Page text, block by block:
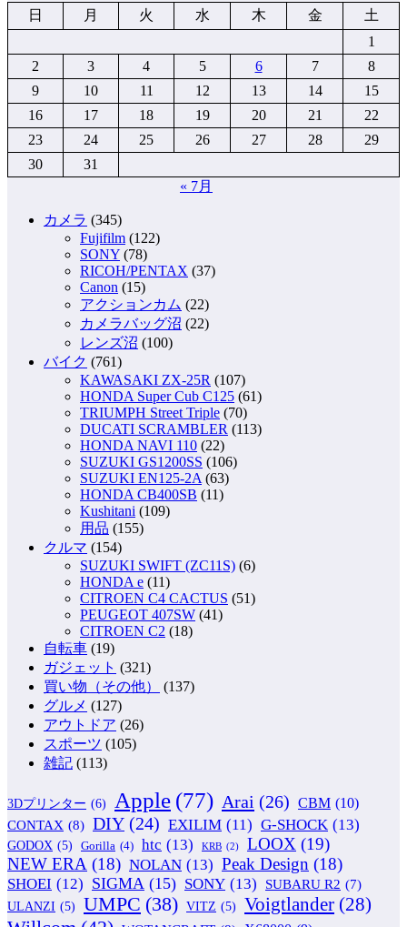
日
月 火 水 木 金
土
1
2
3 4 5 6 7
8
9
10 11 12 13 14
15
16
17 18 19 20 21
22
23
24 25 26 27 28
29
30
31
« 7月
カメラ (345)
Fujifilm (122)
SONY (78)
RICOH/PENTAX (37)
Canon (15)
アクションカム (22)
カメラバッグ沼 (22)
レンズ沼 (100)
バイク (761)
KAWASAKI ZX-25R (107)
HONDA Super Cub C125 (61)
TRIUMPH Street Triple (70)
DUCATI SCRAMBLER (113)
HONDA NAVI 110 (22)
SUZUKI GS1200SS (106)
SUZUKI EN125-2A (63)
HONDA CB400SB (11)
Kushitani (109)
用品 (155)
クルマ (154)
SUZUKI SWIFT (ZC11S) (6)
HONDA e (11)
CITROEN C4 CACTUS (51)
PEUGEOT 407SW (41)
CITROEN C2 (18)
自転車 (19)
ガジェット (321)
買い物（その他）
(137)
グルメ (127)
アウトドア (26)
スポーツ (105)
雑記 (113)
3Dプリンター (6) Apple (77) Arai (26) CBM (10)
CONTAX (8) DIY (24) EXILIM (11) G-SHOCK (13)
GODOX (5) Gorilla (4) htc (13) KRB (2) LOOX (19)
NEW ERA (18) NOLAN (13) Peak Design (18)
SHOEI (12) SIGMA (15) SONY (13) SUBARU R2 (7)
ULANZI (5) UMPC (38) VITZ (5) Voigtlander (28)